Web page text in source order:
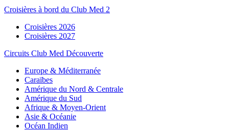
Croisières à bord du Club Med 2
Croisières 2026
Croisières 2027
Circuits Club Med Découverte
Europe & Méditerranée
Caraïbes
Amérique du Nord & Centrale
Amérique du Sud
Afrique & Moyen-Orient
Asie & Océanie
Océan Indien